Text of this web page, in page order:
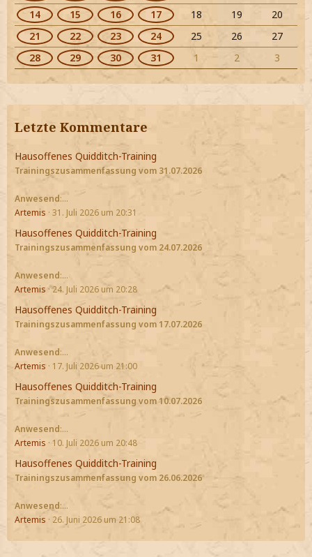
14
15 16 17 18 19
20
21
22 23 24 25 26
27
28
29 30 31 1 2 3
Letzte Kommentare
Hausoffenes Quidditch-Training
Trainingszusammenfassung vom 31.07.2026
Anwesend:…
Artemis 31. Juli 2026 um 20:31
Hausoffenes Quidditch-Training
Trainingszusammenfassung vom 24.07.2026
Anwesend:…
Artemis 24. Juli 2026 um 20:28
Hausoffenes Quidditch-Training
Trainingszusammenfassung vom 17.07.2026
Anwesend:…
Artemis
17. Juli 2026 um 21:00
Hausoffenes Quidditch-Training
Trainingszusammenfassung vom 10.07.2026
Anwesend:…
Artemis
10. Juli 2026 um 20:48
Hausoffenes Quidditch-Training
Trainingszusammenfassung vom 26.06.2026
Anwesend:…
Artemis
26. Juni 2026 um 21:08